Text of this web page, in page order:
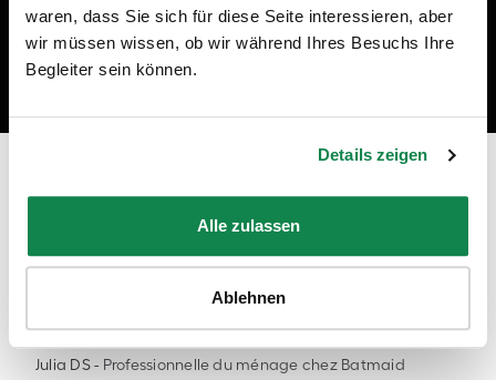
waren, dass Sie sich für diese Seite interessieren, aber
wir müssen wissen, ob wir während Ihres Besuchs Ihre
Begleiter sein können.
Details zeigen
Alle zulassen
Ablehnen
"En tant qu'employée Batmaid, je peux travailler avec des
régions et aux moments de mon choix !"
Julia DS- Professionnelle du ménage chez Batmaid